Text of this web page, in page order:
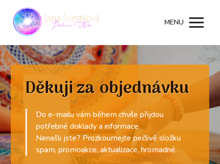
MENU
Děkuji za objednávku
Do e-mailu vám během chvíle přijdou
potřebné doklady a informace.
Nenašli jste? Prozkoumejte pečlivě složku
spam, promoakce, aktualizace, hromadné.